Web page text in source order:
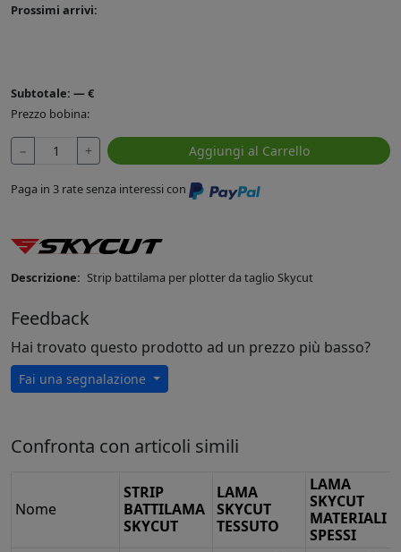
Prossimi arrivi:
Subtotale: —€
Prezzo bobina:
− + Aggiungi al Carrello
Paga in 3 rate senza interessi con
Descrizione: Strip battilama per plotter da taglio Skycut
Feedback
Hai trovato questo prodotto ad un prezzo più basso?
Fai una segnalazione
Confronta con articoli simili
Nome
STRIP
BATTILAMA
SKYCUT
LAMA
SKYCUT
TESSUTO
LAMA
SKYCUT
MATERIALI
SPESSI